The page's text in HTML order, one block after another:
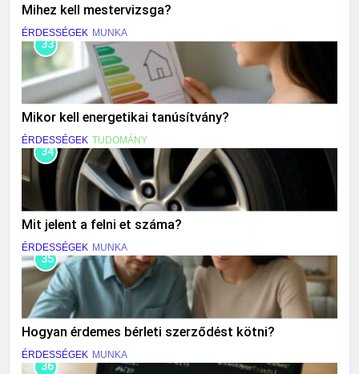
Mihez kell mestervizsga?
ÉRDESSÉGEK MUNKA
33
Mikor kell energetikai tanúsítvány?
ÉRDESSÉGEK TUDOMÁNY
34
Mit jelent a felni et száma?
ÉRDESSÉGEK MUNKA
35
Hogyan érdemes bérleti szerződést kötni?
ÉRDESSÉGEK MUNKA
36